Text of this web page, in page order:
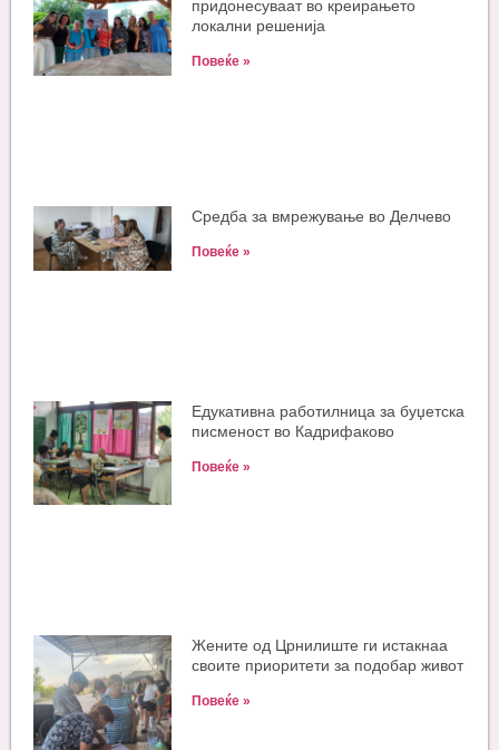
придонесуваат во креирањето
локални решенија
Повеќе »
Средба за вмрежување во Делчево
Повеќе »
Едукативна работилница за буџетска
писменост во Кадрифаково
Повеќе »
Жените од Црнилиште ги истакнаа
своите приоритети за подобар живот
Повеќе »